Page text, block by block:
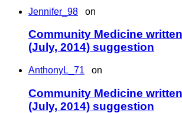
Jennifer_98 on
Community Medicine
(July, 2014) suggestion
AnthonyL_71 on
Community Medicine
(July, 2014) suggestion